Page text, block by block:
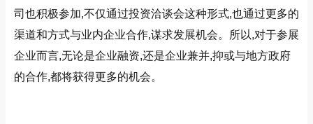
司也积极参加,不仅通过投资洽谈会这种形式,也通过更多的
渠道和方式与业内企业合作,谋求发展机会。所以,对于参展
企业而言,无论是企业融资,还是企业兼并,抑或与地方政府
的合作,都将获得更多的机会。